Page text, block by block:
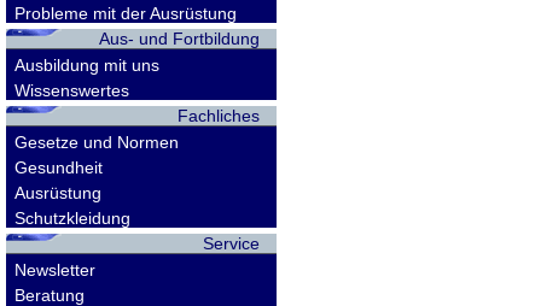
Probleme mit der Ausrüstung
Aus- und Fortbildung
Ausbildung mit uns
Wissenswertes
Fachliches
Gesetze und Normen
Gesundheit
Ausrüstung
Schutzkleidung
Service
Newsletter
Beratung